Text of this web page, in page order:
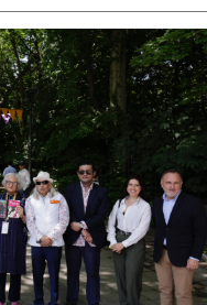
aplicación
externa.
aplicación
externa.